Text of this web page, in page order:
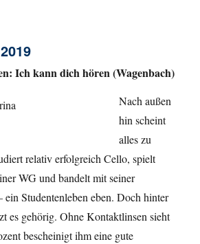
Ich kann dich hören (Wagenbach)
Nach außen
hin scheint
alles zu
relativ erfolgreich Cello, spielt
WG und bandelt mit seiner
Studentenleben eben. Doch hinter
es gehörig. Ohne Kontaktlinsen sieht
bescheinigt ihm eine gute